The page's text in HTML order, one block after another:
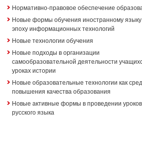
Нормативно-правовое обеспечение
Новые формы обучения иностранному
эпоху информационных технологий
Новые технологии обучения
Новые подходы в организации
самообразовательной деятельности
уроках истории
Новые образовательные технологии как
повышения качества образования
Новые активные формы в проведении уроков
русского языка